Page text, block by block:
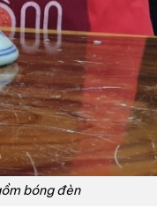
bóng đèn